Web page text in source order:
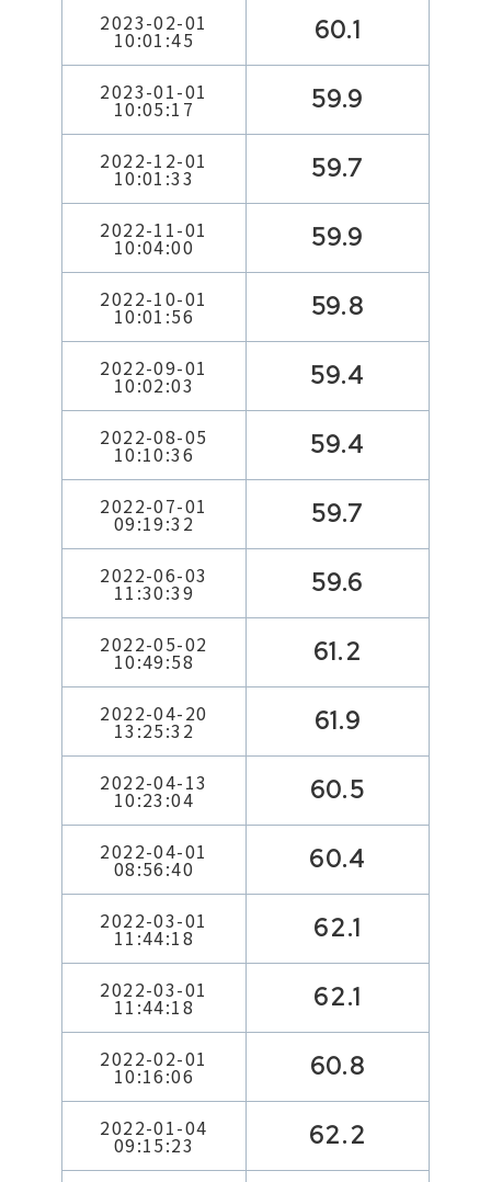
2023-02-01
10:01:45 60.1
2023-01-01
10:05:17 59.9
2022-12-01
10:01:33 59.7
2022-11-01
10:04:00 59.9
2022-10-01
10:01:56 59.8
2022-09-01
10:02:03 59.4
2022-08-05
10:10:36 59.4
2022-07-01
09:19:32 59.7
2022-06-03
11:30:39 59.6
2022-05-02
10:49:58 61.2
2022-04-20
13:25:32 61.9
2022-04-13
10:23:04 60.5
2022-04-01
08:56:40 60.4
2022-03-01
11:44:18 62.1
2022-03-01
11:44:18 62.1
2022-02-01
10:16:06 60.8
2022-01-04
09:15:23 62.2